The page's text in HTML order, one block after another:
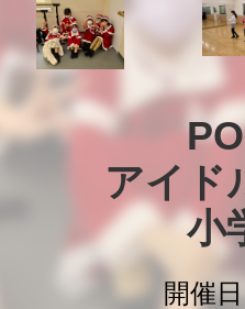
アイド
小
開催